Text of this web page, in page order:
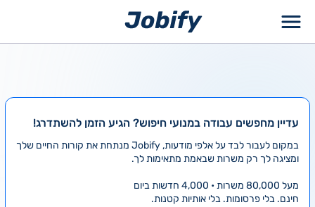
עדיין מחפשים עבודה במנועי חיפוש? הגיע הזמן להשתדרג!
במקום לעבור לבד על אלפי מודעות, Jobify מנתחת את קורות החיים שלך
ומציגה לך רק משרות שבאמת מתאימות לך.
מעל 80,000 משרות • 4,000 חדשות ביום
חינם. בלי פרסומות. בלי אותיות קטנות.